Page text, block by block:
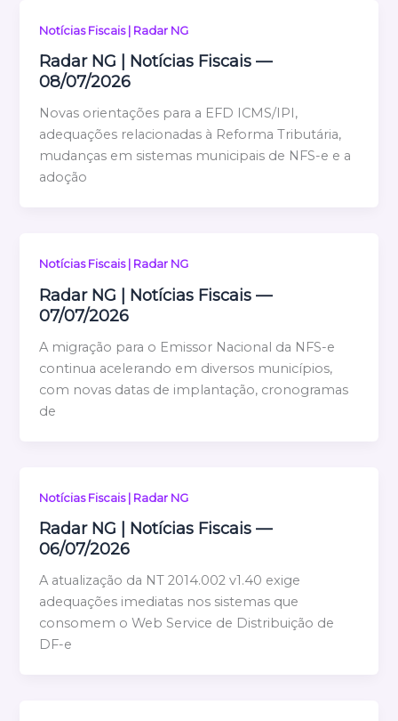
Notícias Fiscais | Radar NG
Radar NG | Notícias Fiscais —
08/07/2026
Novas orientações para a EFD ICMS/IPI,
adequações relacionadas à Reforma Tributária,
mudanças em sistemas municipais de NFS-e e a
adoção
Notícias Fiscais | Radar NG
Radar NG | Notícias Fiscais —
07/07/2026
A migração para o Emissor Nacional da NFS-e
continua acelerando em diversos municípios,
com novas datas de implantação, cronogramas
de
Notícias Fiscais | Radar NG
Radar NG | Notícias Fiscais —
06/07/2026
A atualização da NT 2014.002 v1.40 exige
adequações imediatas nos sistemas que
consomem o Web Service de Distribuição de
DF-e